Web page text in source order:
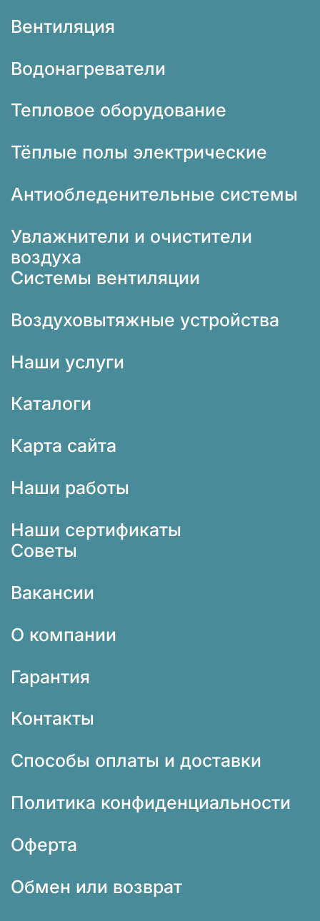
Вентиляция
Водонагреватели
Тепловое оборудование
Тёплые полы электрические
Антиобледенительные системы
Увлажнители и очистители
воздуха
Системы вентиляции
Воздуховытяжные устройства
Наши услуги
Каталоги
Карта сайта
Наши работы
Наши сертификаты
Советы
Вакансии
О компании
Гарантия
Контакты
Способы оплаты и доставки
Политика конфиденциальности
Оферта
Обмен или возврат